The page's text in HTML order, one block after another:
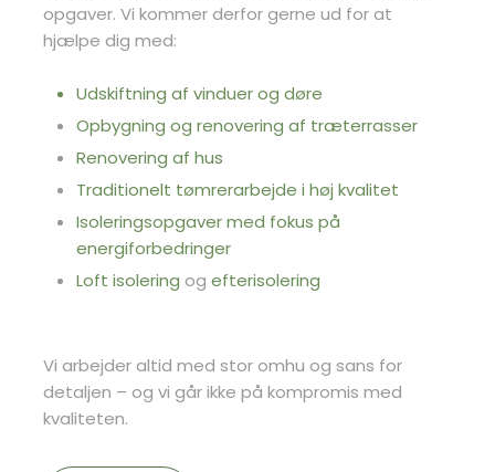
opgaver. Vi kommer derfor gerne ud for at
hjælpe dig med:
Udskiftning af vinduer og døre
Opbygning og renovering af træterrasser
Renovering af hus
Traditionelt tømrerarbejde i høj kvalitet
Isoleringsopgaver med fokus på
energiforbedringer
Loft isolering ogefterisolering
Vi arbejder altid med stor omhu og sans for
detaljen – og vi går ikke på kompromis med
kvaliteten.​